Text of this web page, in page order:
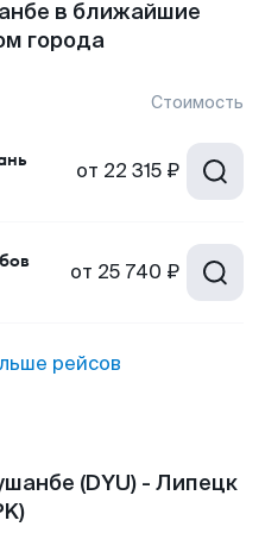
в ближайшие
города
Стоимость
от 22 315 ₽
от 25 740 ₽
рейсов
(DYU) - Липецк